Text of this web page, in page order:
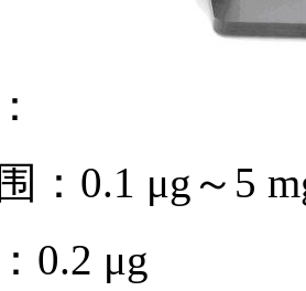
：0.1 μg～5
0.2 μg